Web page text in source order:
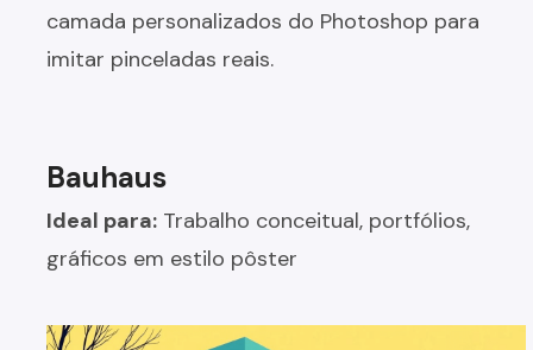
camada personalizados do Photoshop para
imitar pinceladas reais.
Bauhaus
Ideal para: Trabalho conceitual, portfólios,
gráficos em estilo pôster